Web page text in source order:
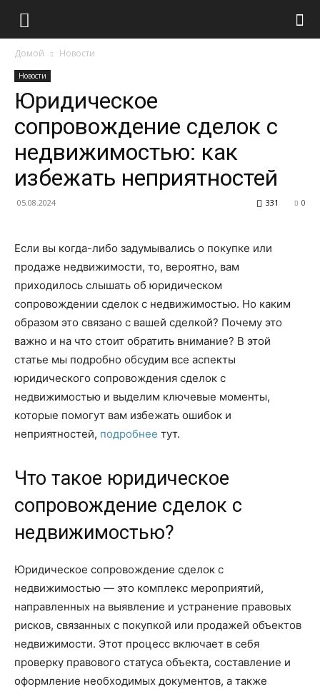
Домой Новости
Новости
Юридическое
сопровождение сделок с
недвижимостью: как
избежать неприятностей
05.08.2024 0
331
Если вы когда-либо задумывались о покупке или
продаже недвижимости, то, вероятно, вам
приходилось слышать об юридическом
сопровождении сделок с недвижимостью. Но каким
образом это связано с вашей сделкой? Почему это
важно и на что стоит обратить внимание? В этой
статье мы подробно обсудим все аспекты
юридического сопровождения сделок с
недвижимостью и выделим ключевые моменты,
которые помогут вам избежать ошибок и
неприятностей, подробнее тут.
Что такое юридическое
сопровождение сделок с
недвижимостью?
Юридическое сопровождение сделок с
недвижимостью — это комплекс мероприятий,
направленных на выявление и устранение правовых
рисков, связанных с покупкой или продажей объектов
недвижимости. Этот процесс включает в себя
проверку правового статуса объекта, составление и
оформление необходимых документов, а также